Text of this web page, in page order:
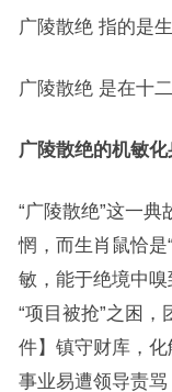
广陵散绝 指的是
广陵散绝 是在十
广陵散绝的机敏化
“广陵散绝”这一
惘，而生肖鼠恰是
敏，能于绝境中
“项目被抢”之困
件】镇守财库，化
事业易遭领导责